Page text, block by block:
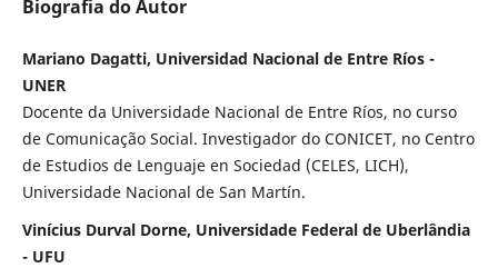
Biografia do Autor
Mariano Dagatti, Universidad Nacional de Entre Ríos -
UNER
Docente da Universidade Nacional de Entre Ríos, no curso
de Comunicação Social. Investigador do CONICET, no Centro
de Estudios de Lenguaje en Sociedad (CELES, LICH),
Universidade Nacional de San Martín.
Vinícius Durval Dorne, Universidade Federal de Uberlândia
- UFU